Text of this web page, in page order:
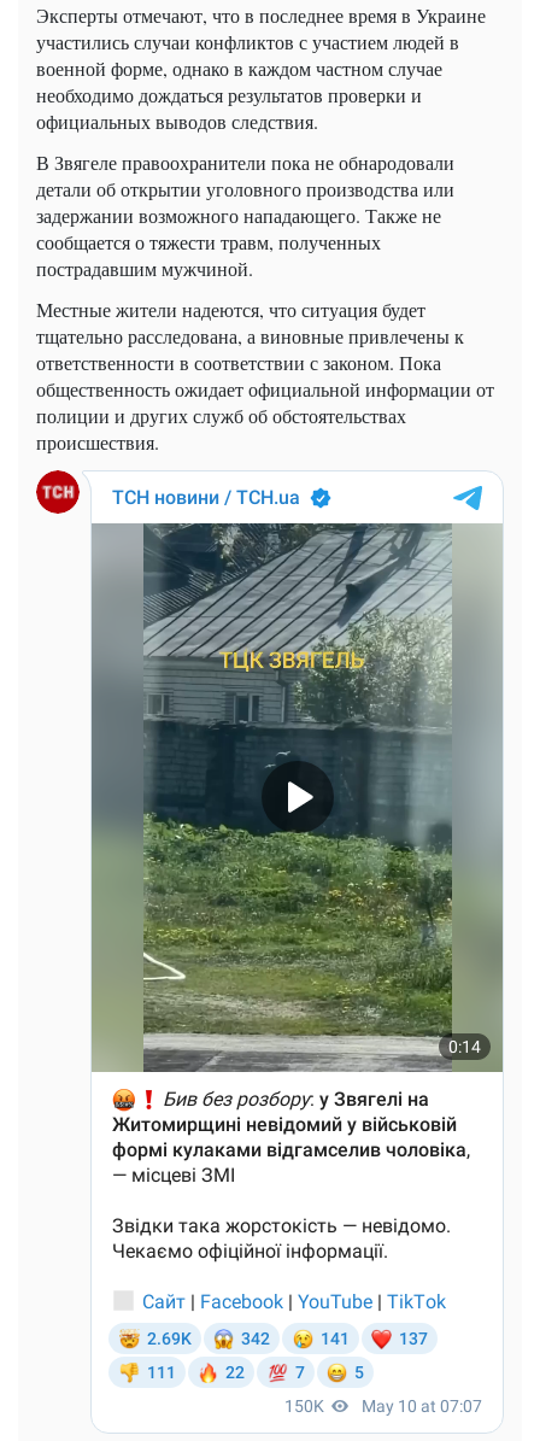
Эксперты отмечают, что в последнее время в Украине
участились случаи конфликтов с участием людей в
военной форме, однако в каждом частном случае
необходимо дождаться результатов проверки и
официальных выводов следствия.
В Звягеле правоохранители пока не обнародовали
детали об открытии уголовного производства или
задержании возможного нападающего. Также не
сообщается о тяжести травм, полученных
пострадавшим мужчиной.
Местные жители надеются, что ситуация будет
тщательно расследована, а виновные привлечены к
ответственности в соответствии с законом. Пока
общественность ожидает официальной информации от
полиции и других служб об обстоятельствах
происшествия.